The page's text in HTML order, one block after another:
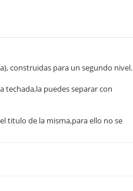
construidas para un segundo nivel.
techada,la puedes separar con
titulo de la misma,para ello no se